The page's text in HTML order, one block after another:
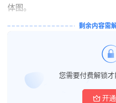
体图。
剩余内容需
您需要付费解锁
开